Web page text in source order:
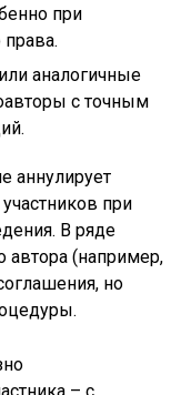
при
права.
аналогичные
с точным
аннулирует
при
В ряде
автора (например,
но